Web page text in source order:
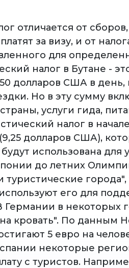
отличается от
за визу, и от
для
налог в Бутане -
долларов США в день,
Но в эту сумму
услуги гида,
налог в
долларов США),
использована для
до летних
его для
Германии в некоторых
на кровать". По данным
5 евро на
некоторые
с туристов.